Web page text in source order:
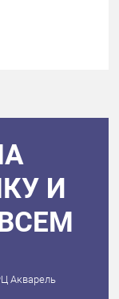
И
Акварель